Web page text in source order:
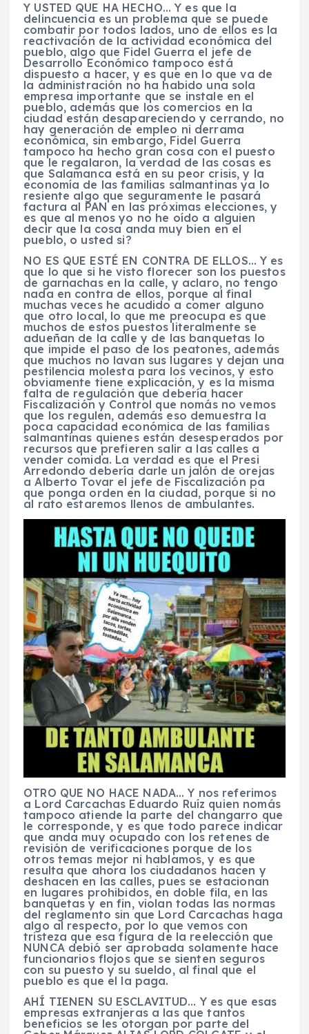
Y USTED QUE HA HECHO… Y es que la
delincuencia es un problema que se puede
combatir por todos lados, uno de ellos es la
reactivación de la actividad económica del
pueblo, algo que Fidel Guerra el jefe de
Desarrollo Económico tampoco está
dispuesto a hacer, y es que en lo que va de
la administración no ha habido una sola
empresa importante que se instale en el
pueblo, además que los comercios en la
ciudad están desapareciendo y cerrando, no
hay generación de empleo ni derrama
económica, sin embargo, Fidel Guerra
tampoco ha hecho gran cosa con el puesto
que le regalaron, la verdad de las cosas es
que Salamanca está en su peor crisis, y la
economía de las familias salmantinas ya lo
resiente algo que seguramente le pasará
factura al PAN en las próximas elecciones, y
es que al menos yo no he oído a alguien
decir que la cosa anda muy bien en el
pueblo, o usted si?
NO ES QUE ESTÉ EN CONTRA DE ELLOS… Y es
que lo que si he visto florecer son los puestos
de garnachas en la calle, y aclaro, no tengo
nada en contra de ellos, porque al final
muchas veces he acudido a comer alguno
que otro local, lo que me preocupa es que
muchos de estos puestos literalmente se
adueñan de la calle y de las banquetas lo
que impide el paso de los peatones, además
que muchos no lavan sus lugares y dejan una
pestilencia molesta para los vecinos, y esto
obviamente tiene explicación, y es la misma
falta de regulación que debería hacer
Fiscalización y Control que nomás no vemos
que los regulen, además eso demuestra la
poca capacidad económica de las familias
salmantinas quienes están desesperados por
recursos que prefieren salir a las calles a
vender comida. La verdad es que el Presi
Arredondo debería darle un jalón de orejas
a Alberto Tovar el jefe de Fiscalización pa
que ponga orden en la ciudad, porque si no
al rato estaremos llenos de ambulantes.
OTRO QUE NO HACE NADA… Y nos referimos
a Lord Carcachas Eduardo Ruíz quien nomás
tampoco atiende la parte del changarro que
le corresponde, y es que todo parece indicar
que anda muy ocupado con los retenes de
revisión de verificaciones porque de los
otros temas mejor ni hablamos, y es que
resulta que ahora los ciudadanos hacen y
deshacen en las calles, pues se estacionan
en lugares prohibidos, en doble fila, en las
banquetas y en fin, violan todas las normas
del reglamento sin que Lord Carcachas haga
algo al respecto, por lo que vemos con
tristeza que esa figura de la reelección que
NUNCA debió ser aprobada solamente hace
funcionarios flojos que se sienten seguros
con su puesto y su sueldo, al final que el
pueblo es que el la paga.
AHÍ TIENEN SU ESCLAVITUD… Y es que esas
empresas extranjeras a las que tantos
beneficios se les otorgan por parte del